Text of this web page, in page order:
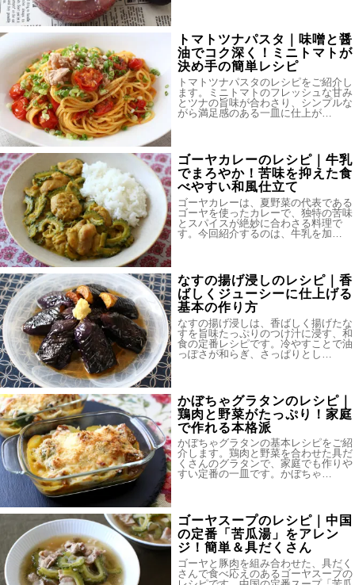
トマトツナパスタ｜味噌と醤
油でコク深く！ミニトマトが
決め手の簡単レシピ
トマトツナパスタのレシピをご紹介し
ます。ミニトマトのフレッシュな甘み
とツナの旨味が合わさり、シンプルな
がら満足感のある一皿に仕上が…
ゴーヤカレーのレシピ｜牛乳
でまろやか！苦味を抑えた食
べやすい和風仕立て
ゴーヤカレーは、夏野菜の代表である
ゴーヤを使ったカレーで、独特の苦味
とスパイスが絶妙に合わさる料理で
す。今回紹介するのは、牛乳を加…
なすの揚げ浸しのレシピ｜香
ばしくジューシーに仕上げる
基本の作り方
なすの揚げ浸しは、香ばしく揚げたな
すを旨味たっぷりのつけ汁に浸す、和
食の定番レシピです。冷やすことで油
っぽさが和らぎ、さっぱりとし…
かぼちゃグラタンのレシピ｜
鶏肉と野菜がたっぷり！家庭
で作れる本格派
かぼちゃグラタンの基本レシピをご紹
介します。鶏肉と野菜を合わせた具だ
くさんのグラタンで、家庭でも作りや
すい定番の一皿です。かぼちゃ…
ゴーヤスープのレシピ｜中国
の定番「苦瓜湯」をアレン
ジ！簡単＆具だくさん
ゴーヤと豚肉を組み合わせた、具だく
さんで食べ応えのあるゴーヤスープの